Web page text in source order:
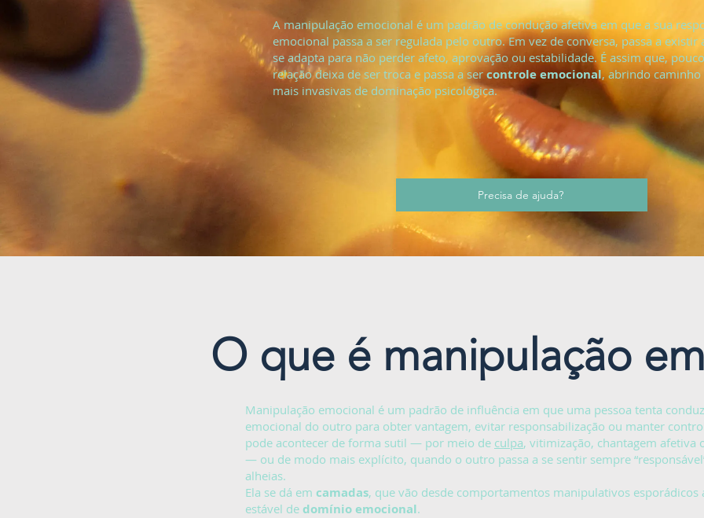
A manipulação emocional é um padrão de condução afetiva em que a sua
emocional passa a ser regulada pelo outro. Em vez de conversa, passa a existir
se adapta para não perder afeto, aprovação ou estabilidade. É assim que,
relação deixa de ser troca e passa a sercontrole emocional, abrindo
mais invasivas de dominação psicológica.
Precisa de ajuda?
O que é manipulação
Manipulação emocional é um padrão de influência em que uma pessoa tenta
emocional do outro para obter vantagem, evitar responsabilização ou manter
pode acontecer de forma sutil — por meio de culpa, vitimização, chantagem afetiva
— ou de modo mais explícito, quando o outro passa a se sentir sempre
alheias.
Ela se dá em camadas, que vão desde comportamentos manipulativos esporádicos
estável de domínio emocional.